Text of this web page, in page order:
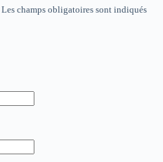
Les champs obligatoires sont indiqués